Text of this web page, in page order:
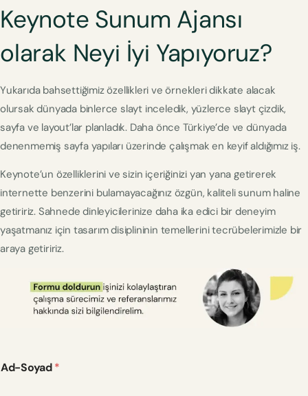
Keynote Sunum Ajansı
olarak Neyi İyi Yapıyoruz?
Yukarıda bahsettiğimiz özellikleri ve örnekleri dikkate alacak
olursak dünyada binlerce slayt inceledik, yüzlerce slayt çizdik,
sayfa ve layout’lar planladık. Daha önce Türkiye’de ve dünyada
denenmemiş sayfa yapıları üzerinde çalışmak en keyif aldığımız iş.
Keynote’un özelliklerini ve sizin içeriğinizi yan yana getirerek
internette benzerini bulamayacağınız özgün, kaliteli sunum haline
getiririz. Sahnede dinleyicilerinize daha ika edici bir deneyim
yaşatmanız için tasarım disiplininin temellerini tecrübelerimizle bir
araya getiririz.
Ad-Soyad*